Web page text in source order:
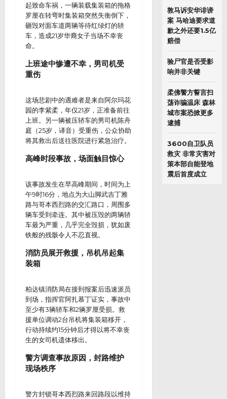
起致命车祸，一辆装载集装箱的拖格
罗厘在转弯时集装箱突然失衡倒下，
砸毁对面车道两辆等待红绿灯的轿
车，造成21岁华裔女子当场不幸丧
命。
上班途中惨遭不幸，男司机受
重伤
这场悲剧中的遇难者是来自阿尔玛花
园的李紫柔，年仅21岁，正准备前往
上班。另一辆被压轿车的男司机陈舟
庭（25岁，译音）受重伤，公众协助
将其救出后送往医院进行紧急治疗。
高峰时段事故，场面触目惊心
该事故发生在早高峰期间，时间为上
午9时16分，地点为大山脚武吉丁雅
路与哥本西烈路的交汇路口，周围多
辆车受到牵连。其中被压毁的两辆轿
车最为严重，几乎完全毁损，犹如废
铁般的残骸令人不忍直视。
消防员展开救援，吊机吊起集
装箱
柏达镇消防局在接到报案后迅速派员
到场，指挥官阿扎慕丁证实，事故中
至少有3辆轿车和2辆罗厘受损。救
援单位调动2台吊机将集装箱移开，
行动持续约15分钟后才得以将不幸丧
生的女司机遗体移出。
警方调查事故原因，封路维护
现场秩序
警方封锁哥本西烈路来回路段以维持
敦马诉安华诽谤
案 马哈迪要求道
歉之外还要1.5亿
赔偿
验尸官是否受影
响并非关键
柔佛警方誓言扫
荡诈骗温床 森林
城市案恐掀更多
逮捕
3600自卫队员
救灾 非常灾害对
策本部自能登地
震后首度成立